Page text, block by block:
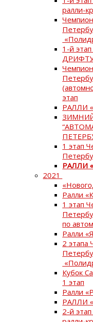
ралли-
1-й
этап
РАЛЛИ
1 этап
РАЛЛИ
2021
Ралли
1 этап
по
Ралли
2 этапа
Кубок
1 этап
Ралли
РАЛЛИ
2-й